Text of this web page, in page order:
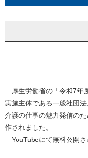
厚生労働省の「令和7年
実施主体である一般社団法
介護の仕事の魅力発信の
作されました。
YouTubeにて無料公開さ